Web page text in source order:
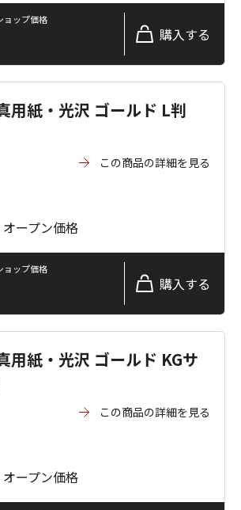
ョップ価格
購入する
用紙・光沢 ゴールド L判
この商品の詳細を見る
ープン価格
ョップ価格
購入する
用紙・光沢 ゴールド KGサ
この商品の詳細を見る
ープン価格